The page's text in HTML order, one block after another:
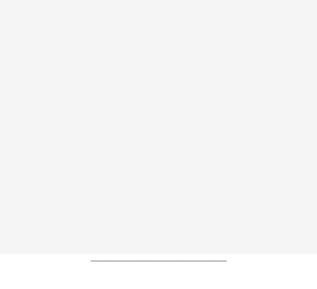
----------------------------------------------------------------